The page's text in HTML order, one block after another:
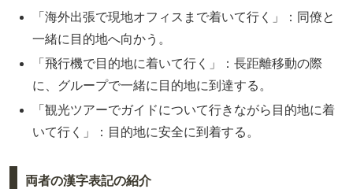
「海外出張で現地オフィスまで着いて行く」：同僚と
一緒に目的地へ向かう。
「飛行機で目的地に着いて行く」：長距離移動の際
に、グループで一緒に目的地に到達する。
「観光ツアーでガイドについて行きながら目的地に着
いて行く」：目的地に安全に到着する。
両者の漢字表記の紹介